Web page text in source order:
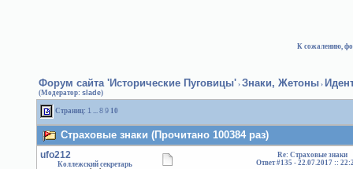
К сожалению,
Форум сайта 'Исторические Пуговицы' › Знаки, Жетоны ›
(Модератор: slade)
Страниц: 1 ... 8 9 10
Страховые знаки (Прочитано 100384 раз)
ufo212
Коллежский секретарь
Re: Страховые знаки
Ответ #135 -22.07.2017 ::